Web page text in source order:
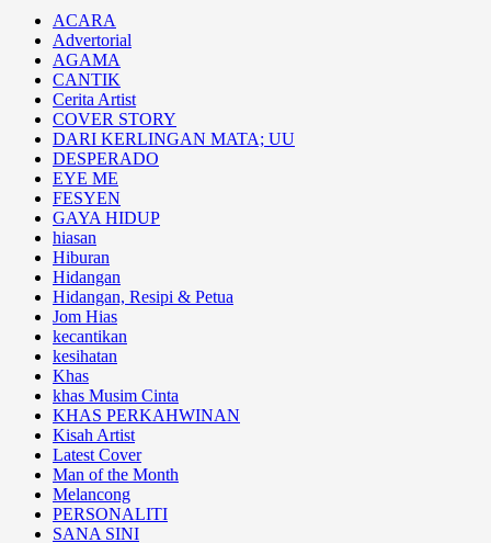
ACARA
Advertorial
AGAMA
CANTIK
Cerita Artist
COVER STORY
DARI KERLINGAN MATA; UU
DESPERADO
EYE ME
FESYEN
GAYA HIDUP
hiasan
Hiburan
Hidangan
Hidangan, Resipi & Petua
Jom Hias
kecantikan
kesihatan
Khas
khas Musim Cinta
KHAS PERKAHWINAN
Kisah Artist
Latest Cover
Man of the Month
Melancong
PERSONALITI
SANA SINI